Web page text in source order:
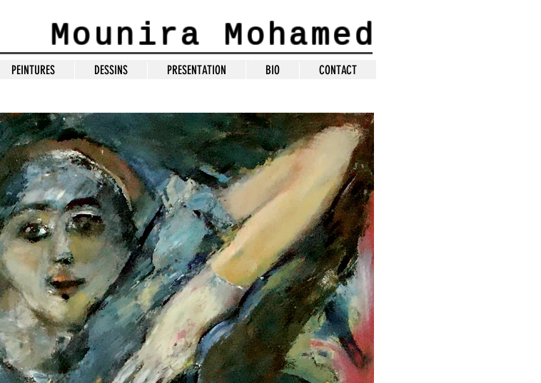
Mounira Mohamed
EXPOSITIONS PEINTURES accueil
PEINTURES DESSINS PRESENTATION BIO CONTACT